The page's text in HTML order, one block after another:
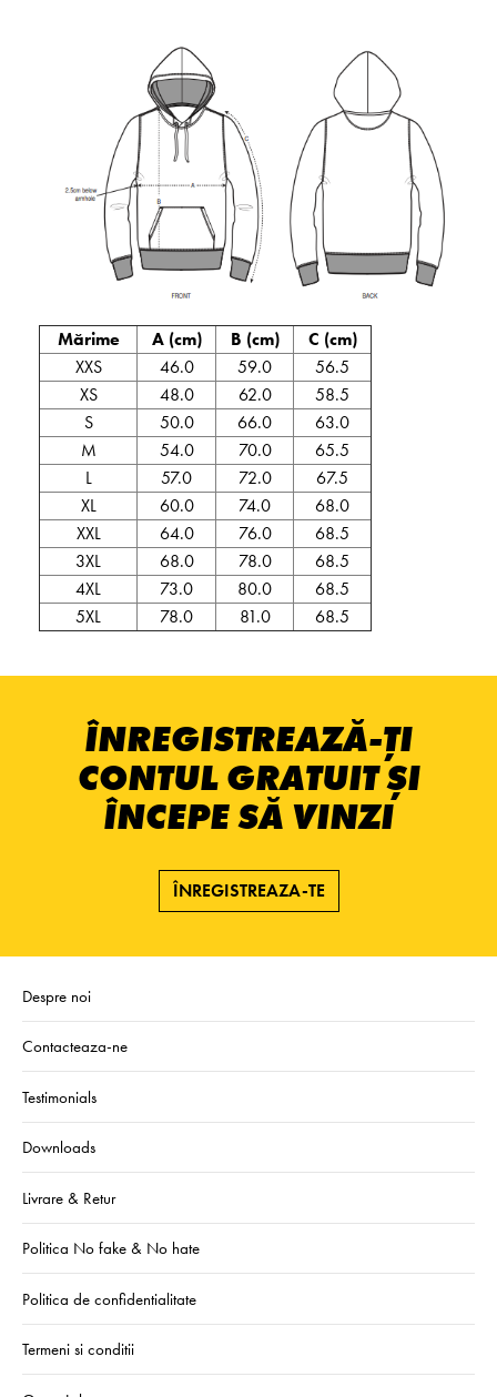
Mărime A (cm) B (cm)
C (cm)
XXS
46.0 59.0
56.5
XS
48.0 62.0
58.5
S
50.0 66.0
63.0
M
54.0 70.0
65.5
L
57.0 72.0
67.5
XL
60.0 74.0
68.0
XXL
64.0 76.0
68.5
3XL
68.0 78.0
68.5
4XL
73.0 80.0
68.5
5XL
78.0 81.0 68.5
ÎNREGISTREAZĂ-ȚI
CONTUL GRATUIT ȘI
ÎNCEPE SĂ VINZI
ÎNREGISTREAZA-TE
Despre noi
Contacteaza-ne
Testimonials
Downloads
Livrare & Retur
Politica No fake & No hate
Politica de confidentialitate
Termeni si conditii